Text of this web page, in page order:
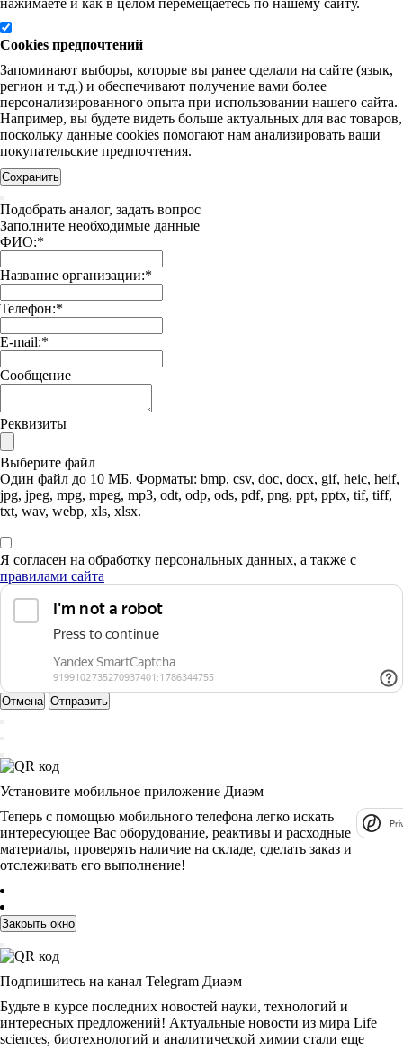
нажимаете и как в целом перемещаетесь по нашему сайту.
Cookies предпочтений
Запоминают выборы, которые вы ранее сделали на сайте (язык,
регион и т.д.) и обеспечивают получение вами более
персонализированного опыта при использовании нашего сайта.
Например, вы будете видеть больше актуальных для вас товаров,
поскольку данные cookies помогают нам анализировать ваши
покупательские предпочтения.
Сохранить
Подобрать аналог, задать вопрос
Заполните необходимые данные
ФИО:*
Название организации:*
Телефон:*
E-mail:*
Сообщение
Реквизиты
Выберите файл
Один файл до 10 МБ. Форматы: bmp, csv, doc, docx, gif, heic, heif,
jpg, jpeg, mpg, mpeg, mp3, odt, odp, ods, pdf, png, ppt, pptx, tif, tiff,
txt, wav, webp, xls, xlsx.
Я согласен на обработку персональных данных, а также с
правилами сайта
Отмена Отправить
Установите мобильное приложение Диаэм
Теперь с помощью мобильного телефона легко искать
интересующее Вас оборудование, реактивы и расходные
материалы, проверять наличие на складе, сделать заказ и
отслеживать его выполнение!
Закрыть окно
Подпишитесь на канал Telegram Диаэм
Будьте в курсе последних новостей науки, технологий и
интересных предложений! Актуальные новости из мира Life
sciences, биотехнологий и аналитической химии стали еще